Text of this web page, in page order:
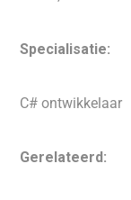
Specialisatie:
C# ontwikkelaar
Gerelateerd: